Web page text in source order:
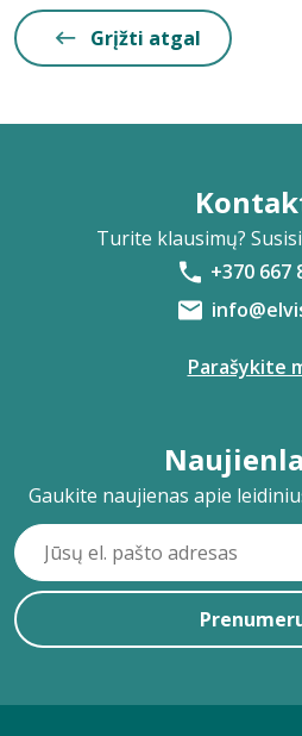
Grįžti atgal
Turite klausimų?
+370 667
Parašykite
Gaukite naujienas apie